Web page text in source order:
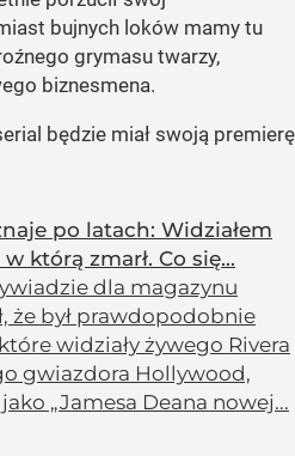
bujnych loków mamy tu
grymasu twarzy,
biznesmena.
będzie miał swoją premierę
po latach: Widziałem
którą zmarł. Co się...
dla magazynu
że był prawdopodobnie
widziały żywego Rivera
gwiazdora Hollywood,
„Jamesa Deana nowej...